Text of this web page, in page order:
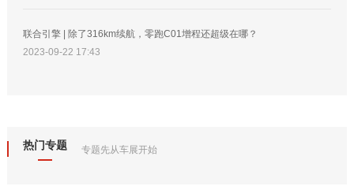
联合引擎 | 除了316km续航，零跑C01增程还超级在哪？
2023-09-22 17:43
热门专题 专题先从车展开始